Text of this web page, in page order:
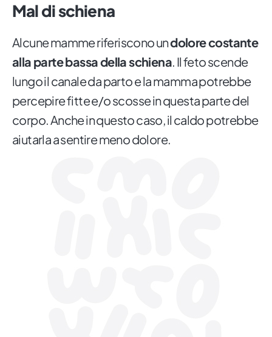
Mal di schiena
Alcune mamme riferiscono undolore costante
alla parte bassa della schiena. Il feto scende
lungo il canale da parto e la mamma potrebbe
percepire fitte e/o scosse in questa parte del
corpo. Anche in questo caso, il caldo potrebbe
aiutarla a sentire meno dolore.